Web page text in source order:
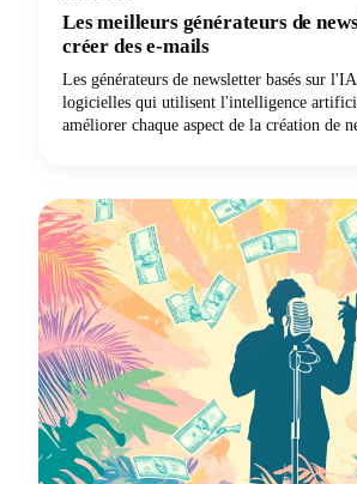
Les meilleurs générateurs de
créer des e-mails
Les générateurs de newsletter basés sur
logicielles qui utilisent l'intelligence
améliorer chaque aspect de la création de
peuvent faire tout cela avec un minimum